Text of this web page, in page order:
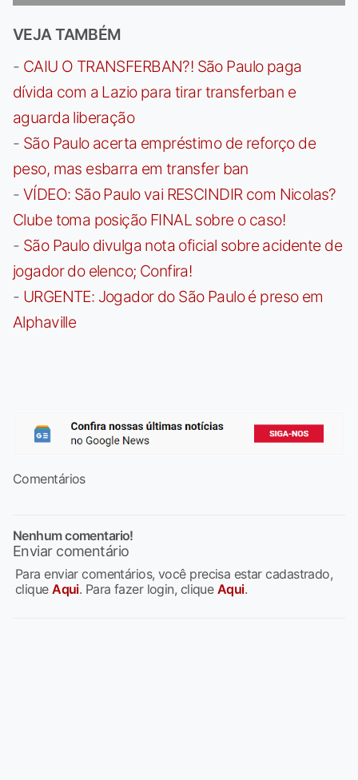
VEJA TAMBÉM
- CAIU O TRANSFERBAN?! São Paulo paga
dívida com a Lazio para tirar transferban e
aguarda liberação
- São Paulo acerta empréstimo de reforço de
peso, mas esbarra em transfer ban
- VÍDEO: São Paulo vai RESCINDIR com Nicolas?
Clube toma posição FINAL sobre o caso!
- São Paulo divulga nota oficial sobre acidente de
jogador do elenco; Confira!
- URGENTE: Jogador do São Paulo é preso em
Alphaville
Comentários
Nenhum comentario!
Enviar comentário
Para enviar comentários, você precisa estar cadastrado,
cliqueAqui. Para fazer login, clique Aqui.